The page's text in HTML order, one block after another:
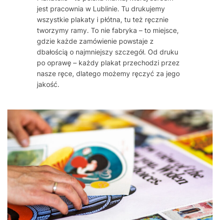
jest pracownia w Lublinie. Tu drukujemy
wszystkie plakaty i płótna, tu też ręcznie
tworzymy ramy. To nie fabryka – to miejsce,
gdzie każde zamówienie powstaje z
dbałością o najmniejszy szczegół. Od druku
po oprawę – każdy plakat przechodzi przez
nasze ręce, dlatego możemy ręczyć za jego
jakość.